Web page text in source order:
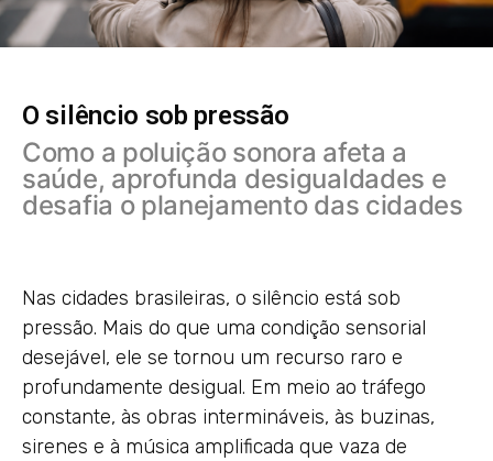
O silêncio sob pressão
Como a poluição sonora afeta a
saúde, aprofunda desigualdades e
desafia o planejamento das cidades
Nas cidades brasileiras, o silêncio está sob
pressão. Mais do que uma condição sensorial
desejável, ele se tornou um recurso raro e
profundamente desigual. Em meio ao tráfego
constante, às obras intermináveis, às buzinas,
sirenes e à música amplificada que vaza de